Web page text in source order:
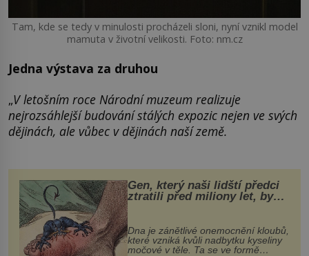
Tam, kde se tedy v minulosti procházeli sloni, nyní vznikl model
mamuta v životní velikosti. Foto: nm.cz
Jedna výstava za druhou
„V letošním roce Národní muzeum realizuje
nejrozsáhlejší budování stálých expozic nejen ve svých
dějinách, ale vůbec v dějinách naší země.
Gen, který naši lidští předci
ztratili před miliony let, by
mohl pomoci s léčbou
„nemoci králů“
Dna je zánětlivé onemocnění kloubů,
které vzniká kvůli nadbytku kyseliny
močové v těle. Ta se ve formě